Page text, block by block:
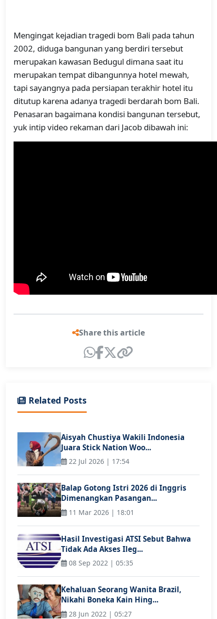
Mengingat kejadian tragedi bom Bali pada tahun
2002, diduga bangunan yang berdiri tersebut
merupakan kawasan Bedugul dimana saat itu
merupakan tempat dibangunnya hotel mewah,
tapi sayangnya pada persiapan terakhir hotel itu
ditutup karena adanya tragedi berdarah bom Bali.
Penasaran bagaimana kondisi bangunan tersebut,
yuk intip video rekaman dari Jacob dibawah ini:
Share this article
Related Posts
Aisyah Chustiya Wakili Indonesia
Juara Stick Nation Woo...
22 Jul 2026 | 17:54
Balap Gotong Istri 2026 di Inggris
Dimenangkan Pasangan...
11 Mar 2026 | 18:01
Hasil Investigasi ATSI Sebut Bahwa
Tidak Ada Akses Ileg...
08 Sep 2022 | 05:35
Kehaluan Seorang Wanita Brazil,
Nikahi Boneka Kain Hing...
28 Jun 2022 | 05:27